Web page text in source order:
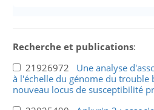
Recherche et publications:
21926972 Une analyse
à l'échelle du génome du
nouveau locus de susceptibilité